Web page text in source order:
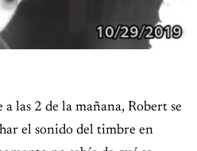
las 2 de la mañana, Robert se
el sonido del timbre en